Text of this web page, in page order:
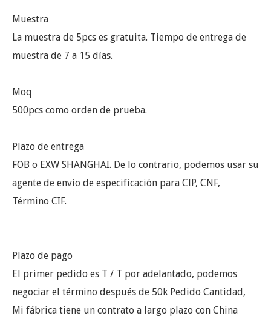
Muestra
La muestra de 5pcs es gratuita. Tiempo de entrega de
muestra de 7 a 15 días.
Moq
500pcs como orden de prueba.
Plazo de entrega
FOB o EXW SHANGHAI. De lo contrario, podemos usar su
agente de envío de especificación para CIP, CNF,
Término CIF.
Plazo de pago
El primer pedido es T / T por adelantado, podemos
negociar el término después de 50k Pedido Cantidad,
Mi fábrica tiene un contrato a largo plazo con China